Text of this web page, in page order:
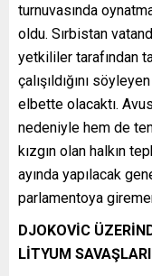
turnuvasında
oldu. Sırbistan
yetkililer tarafından
çalışıldığını
elbette olacaktı.
nedeniyle hem de
kızgın olan halkın
ayında yapılacak
parlamentoya
DJOKOVİC
LİTYUM SAVAŞLARI